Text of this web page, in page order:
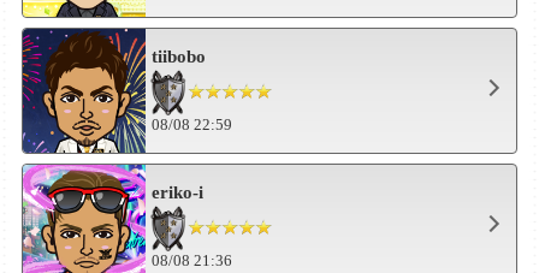
tiibobo
08/08 22:59
eriko-i
08/08 21:36